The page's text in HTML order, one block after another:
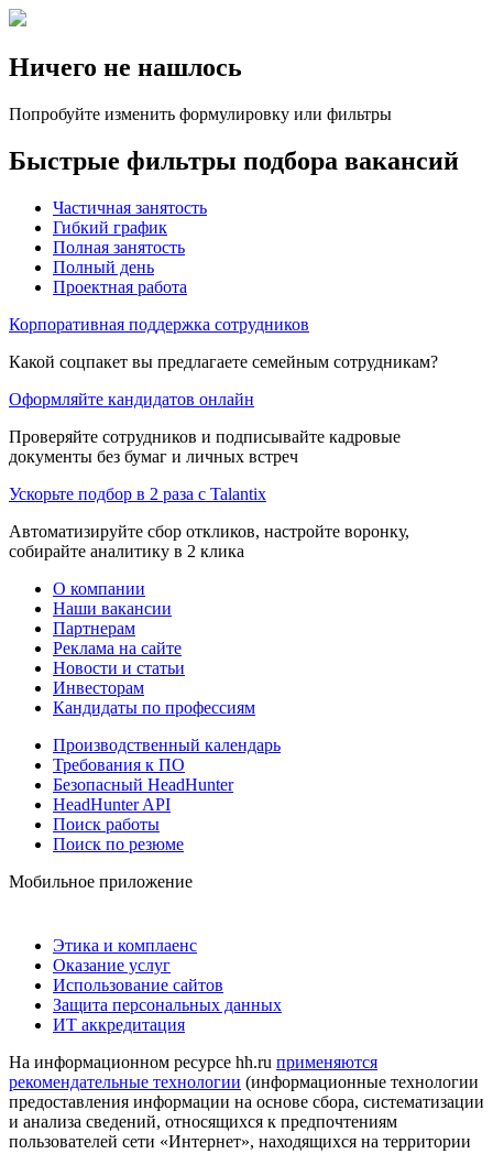
Ничего не нашлось
Попробуйте изменить формулировку или фильтры
Быстрые фильтры подбора вакансий
Частичная занятость
Гибкий график
Полная занятость
Полный день
Проектная работа
Корпоративная поддержка сотрудников
Какой соцпакет вы предлагаете семейным сотрудникам?
Оформляйте кандидатов онлайн
Проверяйте сотрудников и подписывайте кадровые
документы без бумаг и личных встреч
Ускорьте подбор в 2 раза с Talantix
Автоматизируйте сбор откликов, настройте воронку,
собирайте аналитику в 2 клика
О компании
Наши вакансии
Партнерам
Реклама на сайте
Новости и статьи
Инвесторам
Кандидаты по профессиям
Производственный календарь
Требования к ПО
Безопасный HeadHunter
HeadHunter API
Поиск работы
Поиск по резюме
Мобильное приложение
Этика и комплаенс
Оказание услуг
Использование сайтов
Защита персональных данных
ИТ аккредитация
На информационном ресурсе hh.ru применяются
рекомендательные технологии (информационные технологии
предоставления информации на основе сбора, систематизации
и анализа сведений, относящихся к предпочтениям
пользователей сети «Интернет», находящихся на территории